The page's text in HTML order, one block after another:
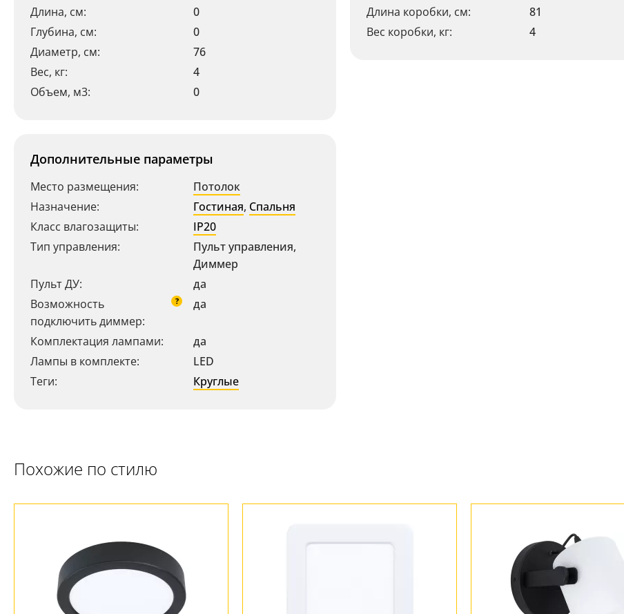
Ваш регион:
- бесплатно по России
+7 (495) 255-03-21 - бесплатная доставка
Длина, см:
0
Глубина, см:
0
Диаметр, см:
76
Вес, кг:
4
Объем, м3:
0
Длина коробки, см:
81
Вес коробки, кг:
4
Дополнительные параметры
Место размещения:
Потолок
Назначение:
Гостиная, Спальня
Класс влагозащиты:
IP20
Тип управления:
Пульт управления,
Диммер
Пульт ДУ:
да
Возможность
подключить диммер:
? да
Комплектация лампами:
да
Лампы в комплекте:
LED
Теги:
Круглые
Похожие по стилю